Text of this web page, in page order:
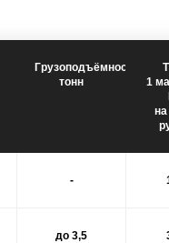
Грузоподъёмность
тонн
1
-
до 3,5